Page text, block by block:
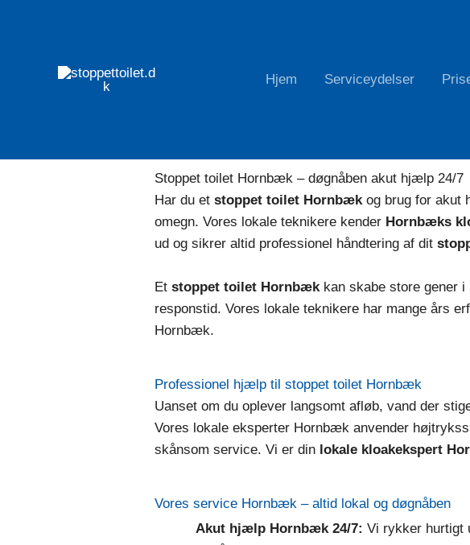
Hjem
Serviceydelser
Stoppet toilet Hornbæk – døgnåben akut hjælp 24/7
Har du et stoppet toilet Hornbækog brug for akut
omegn. Vores lokale teknikere kender Hornbæks
ud og sikrer altid professionel håndtering af dit
Et stoppet toilet Hornbækkan skabe store gener i
responstid. Vores lokale teknikere har mange års
Hornbæk.
Professionel hjælp til stoppet toilet Hornbæk
Uanset om du oplever langsomt afløb, vand der
Vores lokale eksperter Hornbæk anvender
skånsom service. Vi er din lokale kloakekspert
Vores service Hornbæk – altid lokal og døgnåben
Akut hjælp Hornbæk 24/7: Vi rykker hurtigt